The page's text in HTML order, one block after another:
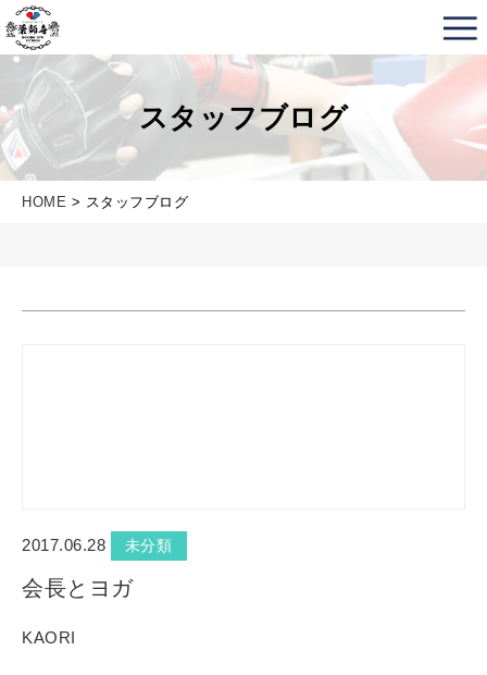
スタッフブログ
HOME > スタッフブログ
2017.06.28 未分類
会長とヨガ
KAORI